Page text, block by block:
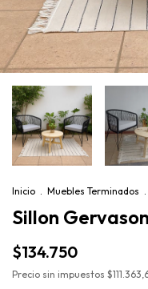
Inicio . Muebles Terminados .
Sillon
$134.750
Precio sin impuestos